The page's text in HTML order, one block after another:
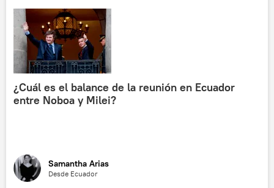
¿Cuál es el balance de la reunión en Ecuador
entre Noboa y Milei?
Samantha Arias
Desde Ecuador